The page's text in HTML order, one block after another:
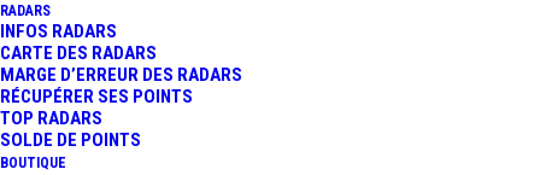
RADARS
INFOS RADARS
CARTE DES RADARS
MARGE D’ERREUR DES RADARS
RÉCUPÉRER SES POINTS
TOP RADARS
SOLDE DE POINTS
BOUTIQUE
4 Minutes